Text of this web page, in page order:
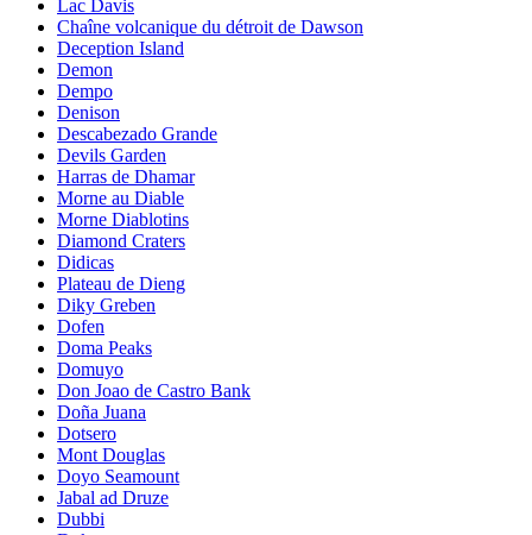
Lac Davis
Chaîne volcanique du détroit de Dawson
Deception Island
Demon
Dempo
Denison
Descabezado Grande
Devils Garden
Harras de Dhamar
Morne au Diable
Morne Diablotins
Diamond Craters
Didicas
Plateau de Dieng
Diky Greben
Dofen
Doma Peaks
Domuyo
Don Joao de Castro Bank
Doña Juana
Dotsero
Mont Douglas
Doyo Seamount
Jabal ad Druze
Dubbi